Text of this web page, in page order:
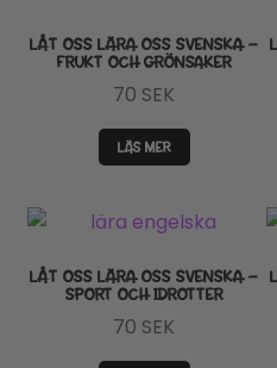
LÅT OSS LÄRA OSS SVENSKA –
FRUKT OCH GRÖNSAKER
70 SEK
LÄS MER
LÅT OSS LÄRA OSS SVENSKA –
SPORT OCH IDROTTER
70 SEK